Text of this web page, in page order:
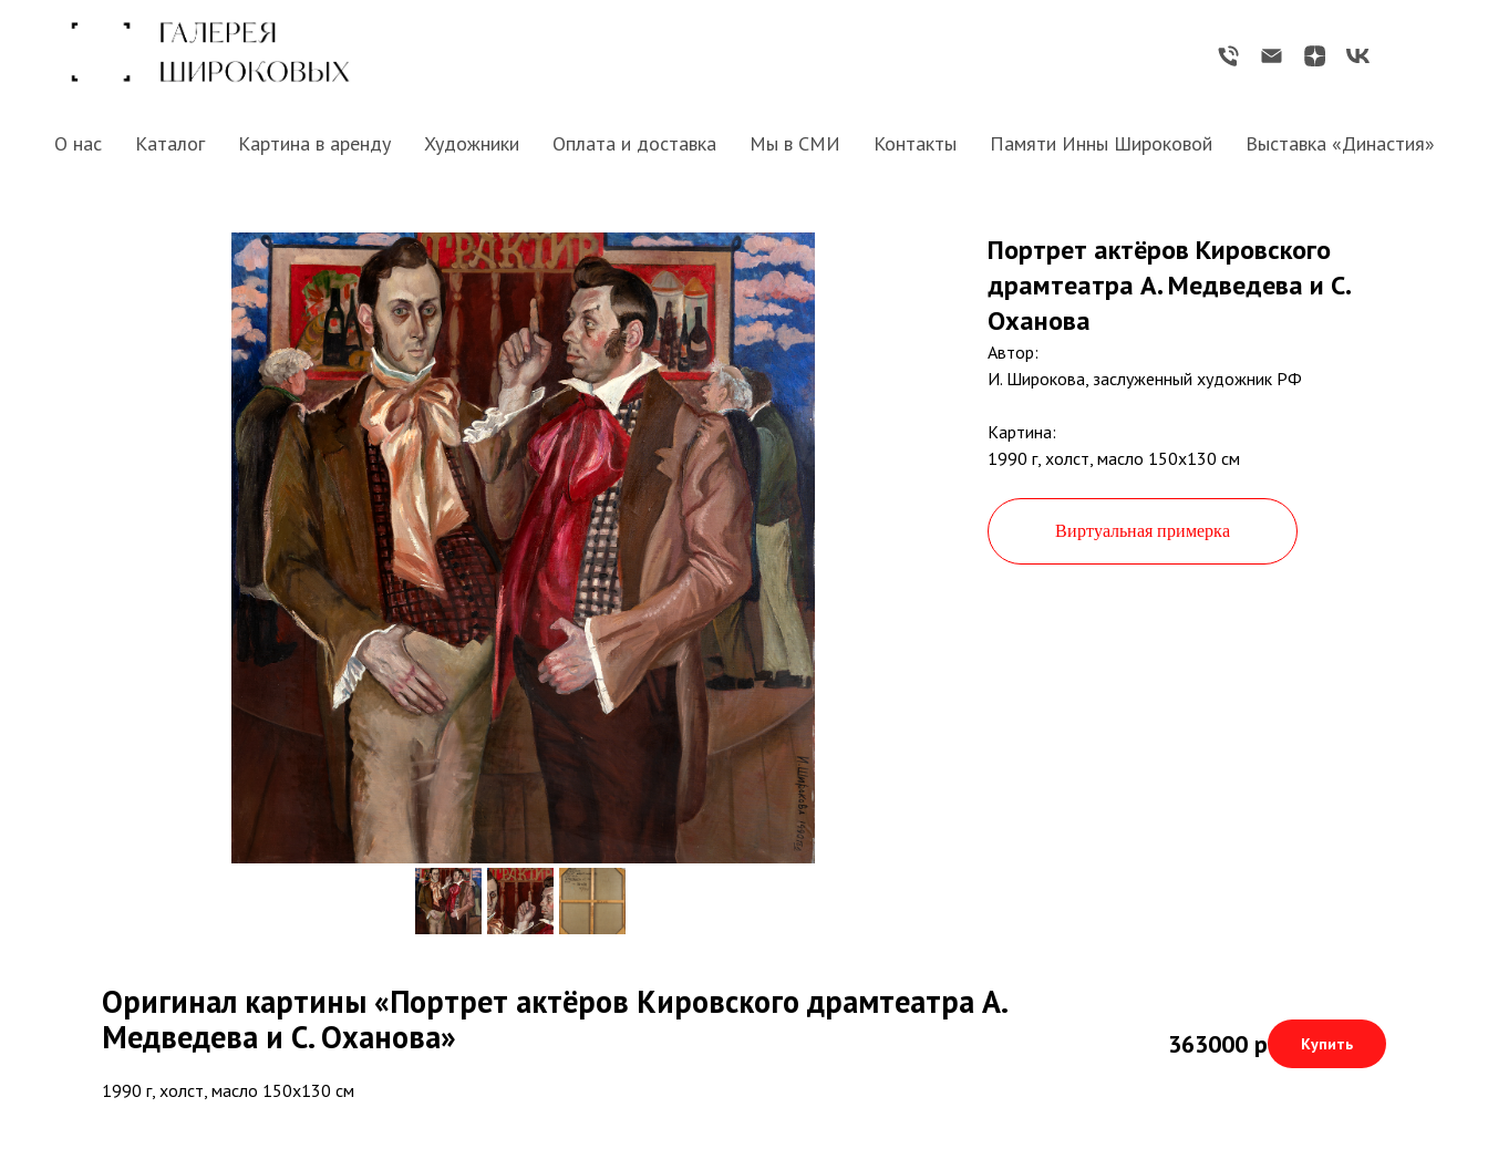
О нас Каталог Картина в аренду Художники Оплата и доставка Мы в СМИ Контакты Памяти Инны Широковой Выставка «Династия»
Портрет актёров Кировского
драмтеатра А. Медведева и С.
Оханова
Автор:
И. Широкова, заслуженный художник РФ
Картина:
1990 г, холст, масло 150х130 см
Виртуальная примерка
Оригинал картины «Портрет актёров Кировского драмтеатра А.
Медведева и С. Оханова»
1990 г, холст, масло 150х130 см
363000 р Купить